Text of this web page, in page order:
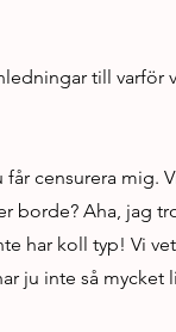
till varför
censurera mig.
borde? Aha, jag
har koll typ! Vi
ju inte så mycket